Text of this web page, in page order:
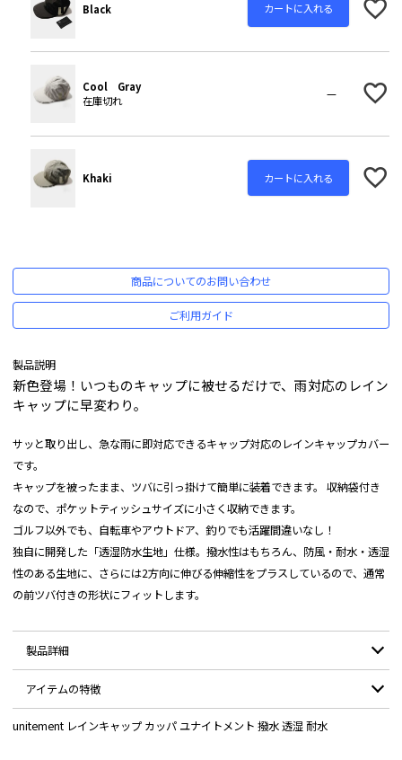
Black カートに入れる
Cool Gray
在庫切れ
—
Khaki カートに入れる
商品についてのお問い合わせ
ご利用ガイド
製品説明
新色登場！いつものキャップに被せるだけで、雨対応のレイン
キャップに早変わり。
サッと取り出し、急な雨に即対応できるキャップ対応のレインキャップカバー
です。
キャップを被ったまま、ツバに引っ掛けて簡単に装着できます。 収納袋付き
なので、ポケットティッシュサイズに小さく収納できます。
ゴルフ以外でも、自転車やアウトドア、釣りでも活躍間違いなし！
独自に開発した「透湿防水生地」仕様。撥水性はもちろん、防風・耐水・透湿
性のある生地に、さらには2方向に伸びる伸縮性をプラスしているので、通常
の前ツバ付きの形状にフィットします。
製品詳細
アイテムの特徴
ツバ裏にはブランドネームを施し、さりげないデザインアクセント。
unitement レインキャップ カッパ ユナイトメント 撥水 透湿 耐水